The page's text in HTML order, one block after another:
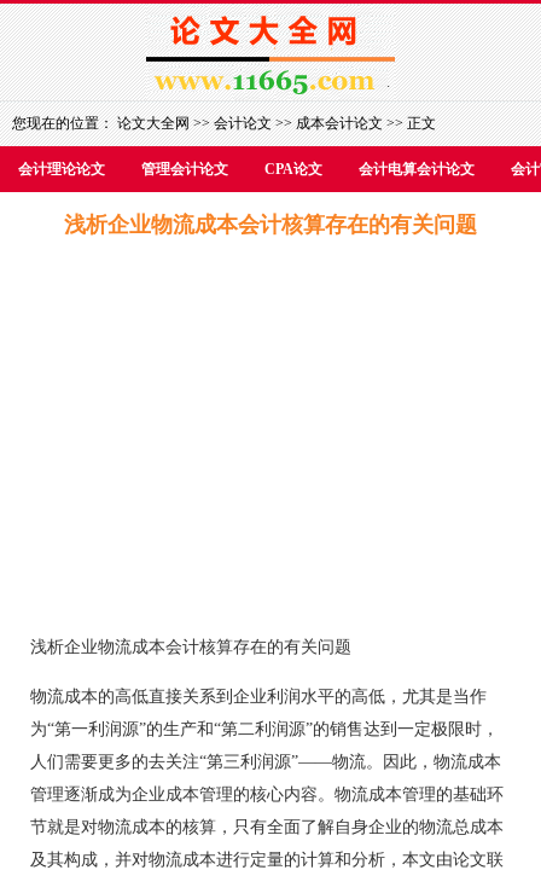
您现在的位置：论文大全网>>会计论文>>成本会计论文>> 正文
会计理论论文 管理会计论文 CPA论文 会计电算会计论文 会
浅析企业物流成本会计核算存在的有关问题
浅析企业物流成本会计核算存在的有关问题
物流成本的高低直接关系到企业利润水平的高低，尤其是当作
为“第一利润源”的生产和“第二利润源”的销售达到一定极限时，
人们需要更多的去关注“第三利润源”——物流。因此，物流成本
管理逐渐成为企业成本管理的核心内容。物流成本管理的基础环
节就是对物流成本的核算，只有全面了解自身企业的物流总成本
及其构成，并对物流成本进行定量的计算和分析，本文由论文联